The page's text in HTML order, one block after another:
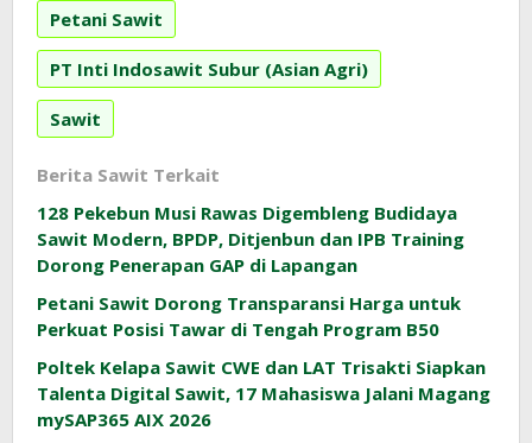
Petani Sawit
PT Inti Indosawit Subur (Asian Agri)
Sawit
Berita Sawit Terkait
128 Pekebun Musi Rawas Digembleng Budidaya
Sawit Modern, BPDP, Ditjenbun dan IPB Training
Dorong Penerapan GAP di Lapangan
Petani Sawit Dorong Transparansi Harga untuk
Perkuat Posisi Tawar di Tengah Program B50
Poltek Kelapa Sawit CWE dan LAT Trisakti Siapkan
Talenta Digital Sawit, 17 Mahasiswa Jalani Magang
mySAP365 AIX 2026